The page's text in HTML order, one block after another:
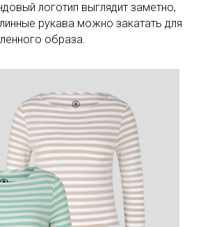
логотип выглядит заметно,
рукава можно закатать для
образа.